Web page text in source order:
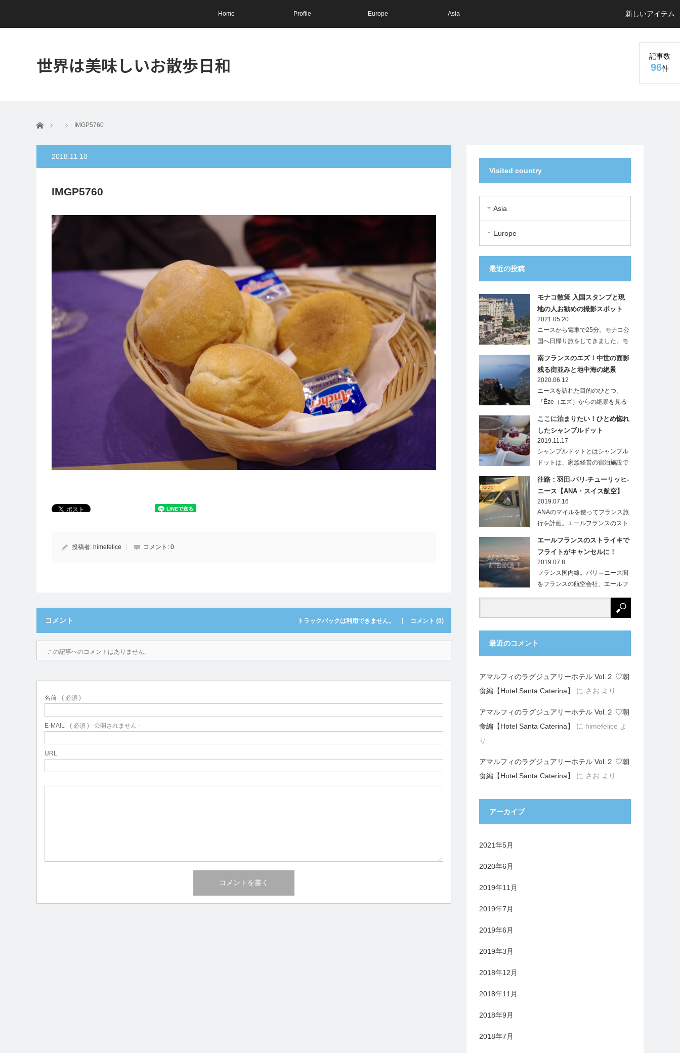
Home Profile Europe Asia 新しいアイテム
世界は美味しいお散歩日和 記事数
96件
ホーム IMGP5760
2018.11.10
IMGP5760
投稿者: himefelice コメント: 0
コメント トラックバックは利用できません。 コメント (0)
この記事へのコメントはありません。
名前 ( 必須 )
E-MAIL ( 必須 ) - 公開されません -
URL
Visited country
Asia
Europe
最近の投稿
モナコ散策 入国スタンプと現
地の人お勧めの撮影スポット
2021.05.20
ニースから電車で25分。モナコ公
国へ日帰り旅をしてきました。モ
南フランスのエズ！中世の面影
残る街並みと地中海の絶景
2020.06.12
ニースを訪れた目的のひとつ。
『Èze（エズ）からの絶景を見る
ここに泊まりたい！ひとめ惚れ
したシャンブルドット
2019.11.17
シャンブルドットとはシャンブル
ドットは、家族経営の宿泊施設で
往路：羽田-パリ-チューリッヒ-
ニース【ANA・スイス航空】
2019.07.16
ANAのマイルを使ってフランス旅
行を計画。エールフランスのスト
エールフランスのストライキで
フライトがキャンセルに！
2019.07.8
フランス国内線。パリ⇔ニース間
をフランスの航空会社、エールフ
最近のコメント
アマルフィのラグジュアリーホテル Vol.２ ♡朝
食編【Hotel Santa Caterina】
に さお より
アマルフィのラグジュアリーホテル Vol.２ ♡朝
食編【Hotel Santa Caterina】
に himefelice よ
り
アマルフィのラグジュアリーホテル Vol.２ ♡朝
食編【Hotel Santa Caterina】
に さお より
アーカイブ
2021年5月
2020年6月
2019年11月
2019年7月
2019年6月
2019年3月
2018年12月
2018年11月
2018年9月
2018年7月